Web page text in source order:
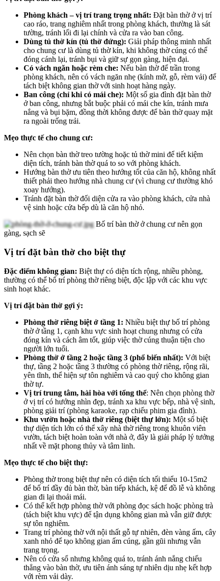
Phòng khách – vị trí trang trọng nhất: Đặt bàn thờ ở vị trí
cao ráo, trang nghiêm nhất trong phòng khách, thường là sát
tường, tránh lối đi lại chính và cửa ra vào ban công.
Dùng tủ thờ kín (tủ thờ đứng): Giải pháp thông minh nhất
cho chung cư là dùng tủ thờ kín, khi không thờ cúng có thể
đóng cánh lại, tránh bụi và giữ sự gọn gàng, hiện đại.
Có vách ngăn hoặc rèm che: Nếu bàn thờ để trần trong
phòng khách, nên có vách ngăn nhẹ (kính mờ, gỗ, rèm vải) để
tách biệt không gian thờ với sinh hoạt hàng ngày.
Ban công (chỉ khi có mái che): Một số gia đình đặt bàn thờ
ở ban công, nhưng bắt buộc phải có mái che kín, tránh mưa
nắng và bụi bặm, đồng thời không được để bàn thờ quay mặt
ra ngoài trống trải.
Mẹo thực tế cho chung cư:
Nên chọn bàn thờ treo tường hoặc tủ thờ mini để tiết kiệm
diện tích, tránh bàn thờ quá to so với phòng khách.
Hướng bàn thờ ưu tiên theo hướng tốt của căn hộ, không nhất
thiết phải theo hướng nhà chung cư (vì chung cư thường khó
xoay hướng).
Tránh đặt bàn thờ đối diện cửa ra vào phòng khách, cửa nhà
vệ sinh hoặc cửa bếp dù là căn hộ nhỏ.
Bố trí bàn thờ ở chung cư nên gọn
gàng, sạch sẽ
Vị trí đặt bàn thờ cho biệt thự
Đặc điểm không gian: Biệt thự có diện tích rộng, nhiều phòng,
thường có thể bố trí phòng thờ riêng biệt, độc lập với các khu vực
sinh hoạt khác.
Vị trí đặt bàn thờ gợi ý:
Phòng thờ riêng biệt ở tầng 1: Nhiều biệt thự bố trí phòng
thờ ở tầng 1, cạnh khu vực sinh hoạt chung nhưng có cửa
đóng kín và cách âm tốt, giúp việc thờ cúng thuận tiện cho
người lớn tuổi.
Phòng thờ ở tầng 2 hoặc tầng 3 (phổ biến nhất): Với biệt
thự, tầng 2 hoặc tầng 3 thường có phòng thờ riêng, rộng rãi,
yên tĩnh, thể hiện sự tôn nghiêm và cao quý cho không gian
thờ tự.
Vị trí trung tâm, hài hòa với tổng thể: Nên chọn phòng thờ
ở vị trí có hướng nhìn đẹp, tránh xa khu vực bếp, nhà vệ sinh,
phòng giải trí (phòng karaoke, rạp chiếu phim gia đình).
Khu vườn hoặc nhà thờ riêng (biệt thự lớn): Một số biệt
thự diện tích lớn có thể xây nhà thờ riêng trong khuôn viên
vườn, tách biệt hoàn toàn với nhà ở, đây là giải pháp lý tưởng
nhất về mặt phong thủy và tâm linh.
Mẹo thực tế cho biệt thự:
Phòng thờ trong biệt thự nên có diện tích tối thiểu 10-15m2
để bố trí đầy đủ bàn thờ, bàn tiếp khách, kệ để đồ lễ và không
gian đi lại thoải mái.
Có thể kết hợp phòng thờ với phòng đọc sách hoặc phòng trà
(tách biệt khu vực) để tận dụng không gian mà vẫn giữ được
sự tôn nghiêm.
Trang trí phòng thờ với nội thất gỗ tự nhiên, đèn vàng ấm, cây
xanh nhỏ để tạo không gian ấm cúng, gần gũi nhưng vẫn
trang trọng.
Nên có cửa sổ nhưng không quá to, tránh ánh nắng chiếu
thẳng vào bàn thờ, ưu tiên ánh sáng tự nhiên dịu nhẹ kết hợp
với rèm vải dày.